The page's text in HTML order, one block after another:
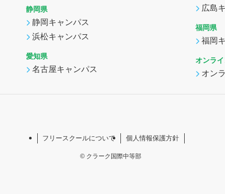
静岡県
静岡キャンパス
浜松キャンパス
愛知県
名古屋キャンパス
広島
福岡県
福岡
オンラ
オン
フリースクールについて 個人情報保護方針
© クラーク国際中等部